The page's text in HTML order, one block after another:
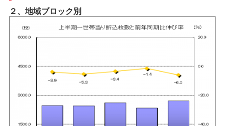
２、地域ブロック別